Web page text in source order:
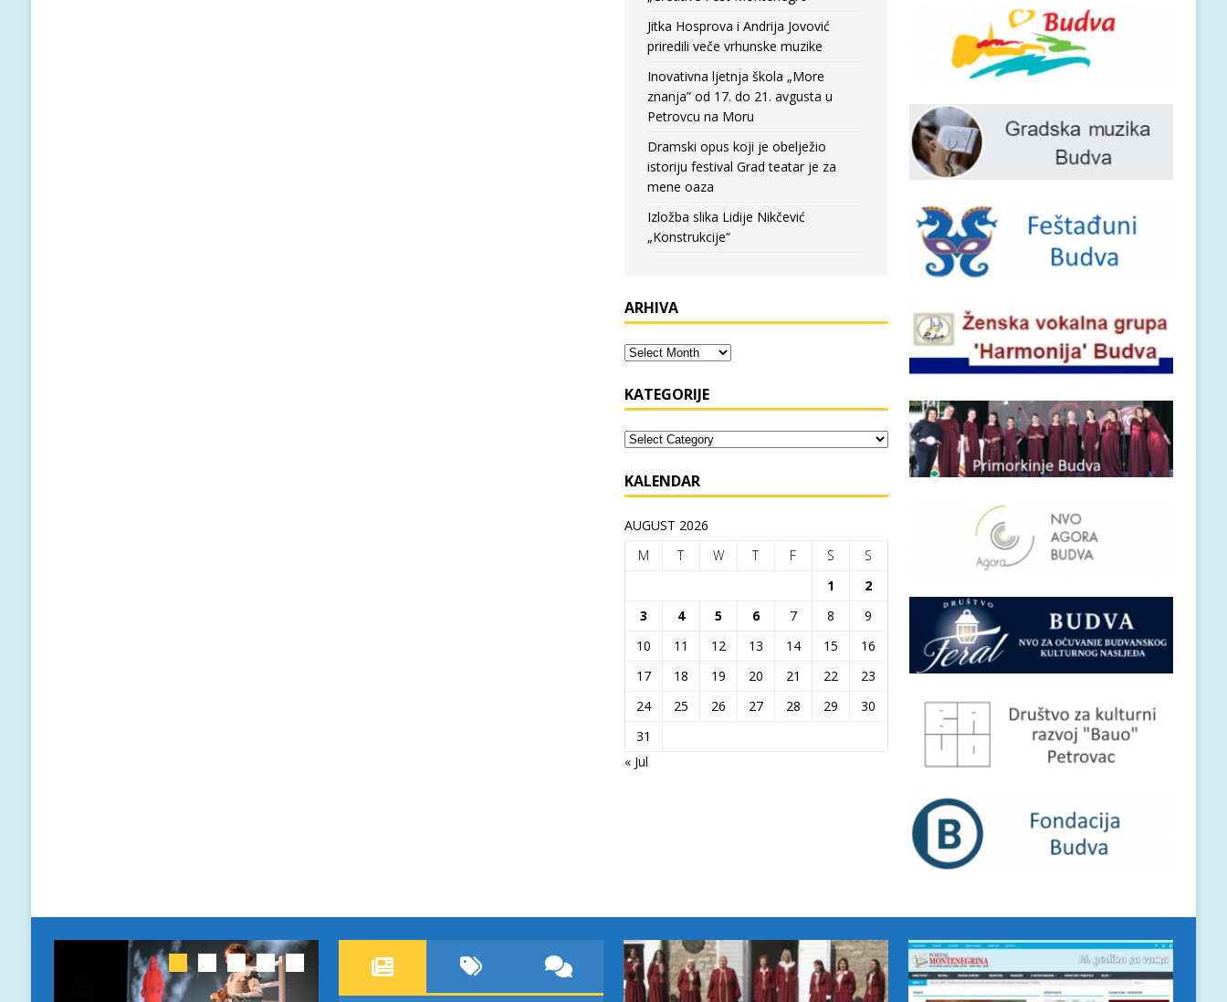
Jitka Hosprova i Andrija Jovović
priredili veče vrhunske muzike
Inovativna ljetnja škola „More
znanja” od 17. do 21. avgusta u
Petrovcu na Moru
Dramski opus koji je obelježio
istoriju festival Grad teatar je za
mene oaza
Izložba slika Lidije Nikčević
„Konstrukcije“
ARHIVA
KATEGORIJE
KALENDAR
AUGUST 2026
M
T W T F S
S
1
2
3
4 5 6 7 8
9
10
11 12 13 14 15
16
17
18 19 20 21 22
23
24
25 26 27 28 29
30
31
« Jul